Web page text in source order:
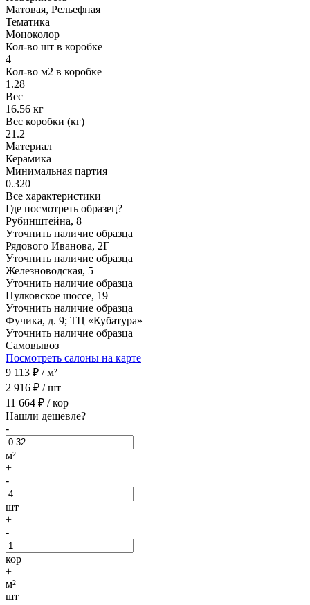
Матовая, Рельефная
Тематика
Моноколор
Кол-во шт в коробке
4
Кол-во м2 в коробке
1.28
Вес
16.56 кг
Вес коробки (кг)
21.2
Материал
Керамика
Минимальная партия
0.320
Все характеристики
Где посмотреть образец?
Рубинштейна, 8
Уточнить наличие образца
Рядового Иванова, 2Г
Уточнить наличие образца
Железноводская, 5
Уточнить наличие образца
Пулковское шоссе, 19
Уточнить наличие образца
Фучика, д. 9; ТЦ «Кубатура»
Уточнить наличие образца
Самовывоз
Посмотреть салоны на карте
9 113 ₽ /м²
2 916 ₽ /шт
11 664 ₽ /кор
Нашли дешевле?
-
м²
+
-
шт
+
-
кор
+
м²
шт